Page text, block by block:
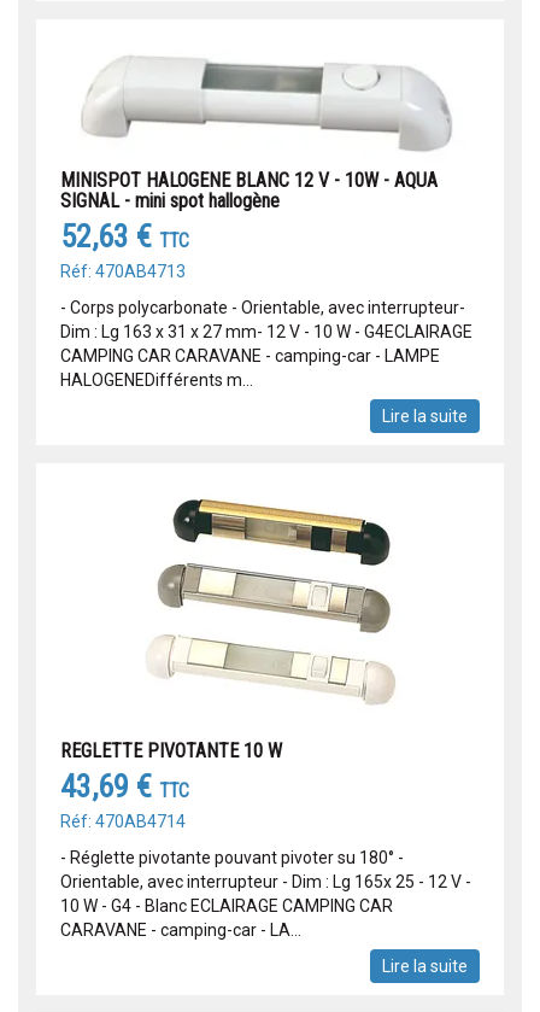
MINISPOT HALOGENE BLANC 12 V - 10W - AQUA
SIGNAL - mini spot hallogène
52,63 € TTC
Réf: 470AB4713
- Corps polycarbonate - Orientable, avec interrupteur-
Dim : Lg 163 x 31 x 27 mm- 12 V - 10 W - G4ECLAIRAGE
CAMPING CAR CARAVANE - camping-car - LAMPE
HALOGENEDifférents m...
Lire la suite
REGLETTE PIVOTANTE 10 W
43,69 € TTC
Réf: 470AB4714
- Réglette pivotante pouvant pivoter su 180° -
Orientable, avec interrupteur - Dim : Lg 165x 25 - 12 V -
10 W - G4 - Blanc ECLAIRAGE CAMPING CAR
CARAVANE - camping-car - LA...
Lire la suite